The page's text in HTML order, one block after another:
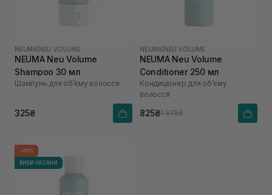
NEUMA NEU VOLUME
NEUMA Neu Volume
Shampoo 30 мл
Шампунь для обʼєму волосся
325₴
NEUMA NEU VOLUME
NEUMA Neu Volume
Conditioner 250 мл
Кондиціонер для обʼєму
волосся
825₴1 375₴
-40%
ВИБІР ОКСАНИ